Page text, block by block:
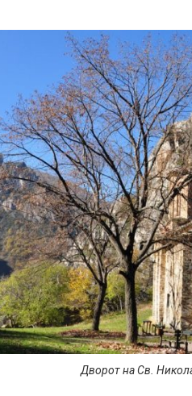
Дворот на Св.